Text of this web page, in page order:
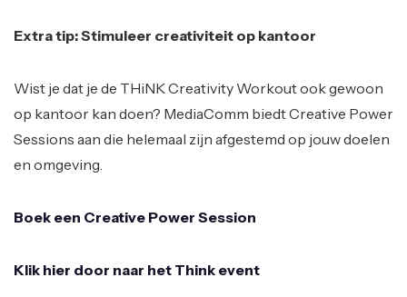
Extra tip: Stimuleer creativiteit op kantoor
Wist je dat je de THiNK Creativity Workout ook gewoon
op kantoor kan doen? MediaComm biedt Creative Power
Sessions aan die helemaal zijn afgestemd op jouw doelen
en omgeving.
Boek een Creative Power Session
Klik hier door naar het Think event